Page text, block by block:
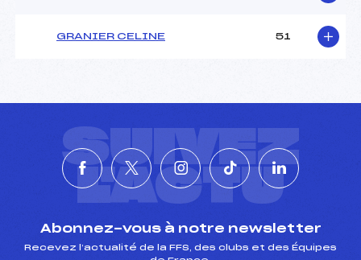
GRANIER CELINE 51
SUIVEZ
L'ACTU
Abonnez-vous à notre newsletter
Recevez l’actualité de la FFS, des clubs et des Équipes